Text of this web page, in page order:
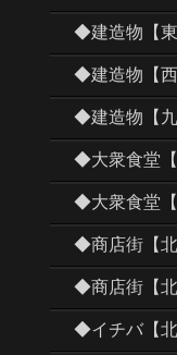
◆建造物【東
◆建造物【西
◆建造物【九
◆大衆食堂【
◆大衆食堂【
◆商店街【北
◆商店街【北
◆イチバ【北